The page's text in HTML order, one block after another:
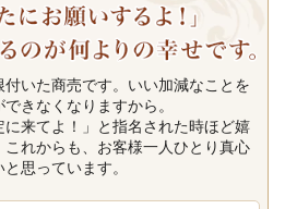
いた商売です。いい加減なことを
きなくなりますから。
来てよ！」と指名された時ほど嬉
これからも、お客様一人ひとり真心
思っています。